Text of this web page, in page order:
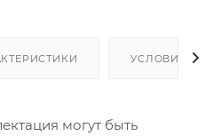
УСЛОВИЯ
могут быть